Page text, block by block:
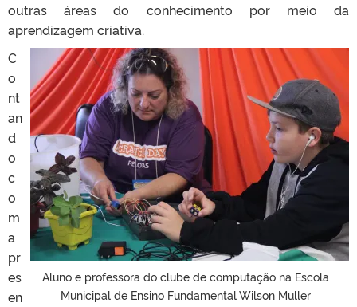
outras áreas do conhecimento por meio da
aprendizagem criativa.
Aluno e professora do clube de computação na Escola
Municipal de Ensino Fundamental Wilson Muller
C
o
nt
an
d
o
c
o
m
a
pr
es
en